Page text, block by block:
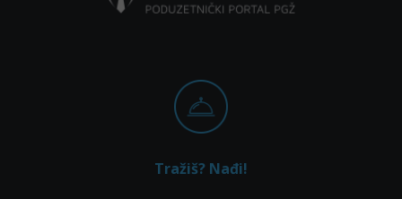
Tražiš? Nađi!